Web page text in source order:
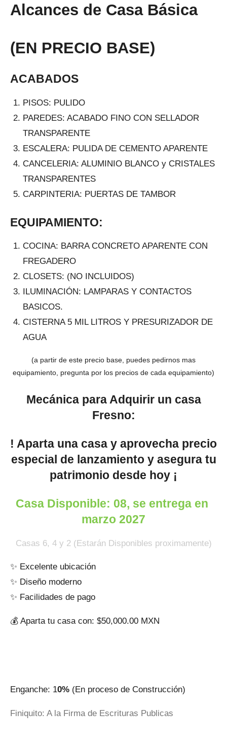
Alcances de Casa Básica
(EN PRECIO BASE)
ACABADOS
PISOS: PULIDO
PAREDES: ACABADO FINO CON SELLADOR
TRANSPARENTE
ESCALERA: PULIDA DE CEMENTO APARENTE
CANCELERIA: ALUMINIO BLANCO y CRISTALES
TRANSPARENTES
CARPINTERIA: PUERTAS DE TAMBOR
EQUIPAMIENTO:
COCINA: BARRA CONCRETO APARENTE CON
FREGADERO
CLOSETS: (NO INCLUIDOS)
ILUMINACIÓN: LAMPARAS Y CONTACTOS
BASICOS.
CISTERNA 5 MIL LITROS Y PRESURIZADOR DE
AGUA
(a partir de este precio base, puedes pedirnos mas
equipamiento, pregunta por los precios de cada equipamiento)
Mecánica para Adquirir un casa
Fresno:
! Aparta una casa y aprovecha precio
especial de lanzamiento y asegura tu
patrimonio desde hoy ¡
Casa Disponible: 08, se entrega en
marzo 2027
Casas 6, 4 y 2 (Estarán Disponibles proximamente)
✨ Excelente ubicación
✨ Diseño moderno
✨ Facilidades de pago
💰 Aparta tu casa con: $50,000.00 MXN
Enganche: 10% (En proceso de Construcción)
Finiquito: A la Firma de Escrituras Publicas